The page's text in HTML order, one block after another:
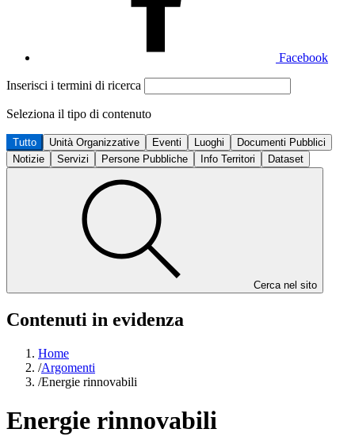
Facebook
Inserisci i termini di ricerca
Seleziona il tipo di contenuto
Tutto Unità Organizzative Eventi Luoghi
Documenti Pubblici
Notizie
Servizi Persone Pubbliche Info Territori Dataset
Cerca nel sito
Contenuti in evidenza
Home
/Argomenti
/Energie rinnovabili
Energie rinnovabili